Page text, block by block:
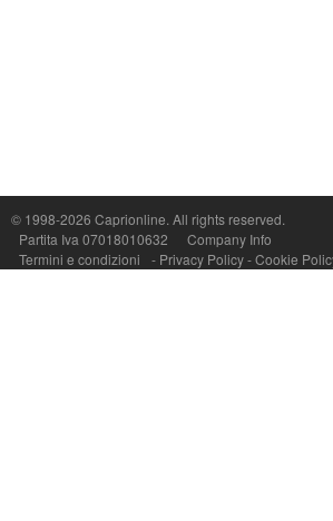
© 1998-2026 Caprionline. All rights reserved.
Partita Iva 07018010632
Company Info
Termini e condizioni
- Privacy Policy-Cookie
Capri On Line Srl, Via Le Botteghe 10a - 80073
P.Iva, C.F. e n.Reg.Imprese Napoli: 07018010632 -